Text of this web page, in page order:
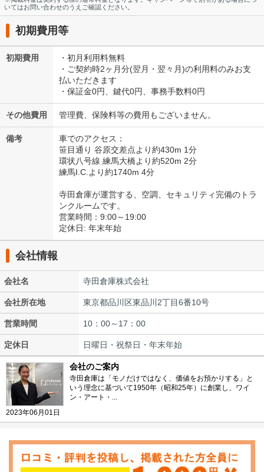
いてはお問い合わせのうえご確認ください。
初期費用等
初期費用
・初月利用料無料
・ご契約時2ヶ月分(翌月・翌々月)の利用料のみお支
払いただきます
・保証金0円、鍵代0円、事務手数料0円
その他費用 管理費、保険料等の費用もございません。
備考
車でのアクセス：
笹目通り 谷原交差点より約430m 1分
環状八号線 練馬大橋より約520m 2分
練馬I.C.より約1740m 4分
寺田倉庫が運営する、空調、セキュリティ完備のトラ
ンクルームです。
営業時間：9:00～19:00
定休日: 年末年始
会社情報
会社名 寺田倉庫株式会社
会社所在地 東京都品川区東品川2丁目6番10号
営業時間 10：00～17：00
定休日 日曜日・祝祭日・年末年始
2023年06月01日
会社のご案内
寺田倉庫は「モノだけではなく、価値をお預かりする」と
いう理念に基づいて1950年（昭和25年）に創業し、ワイ
ン・アート・...